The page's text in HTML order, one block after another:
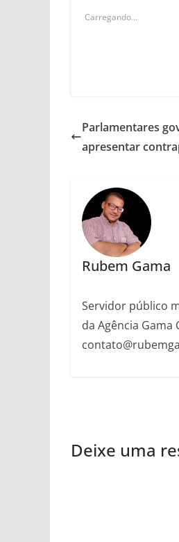
Carregando...
Parlamentares
apresentar
Rubem Gama
Servidor público
da Agência
Deixe uma